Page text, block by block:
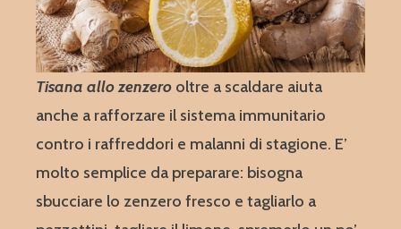
Tisana allo zenzero oltre a scaldare aiuta
anche a rafforzare il sistema immunitario
contro i raffreddori e malanni di stagione. E’
molto semplice da preparare: bisogna
sbucciare lo zenzero fresco e tagliarlo a